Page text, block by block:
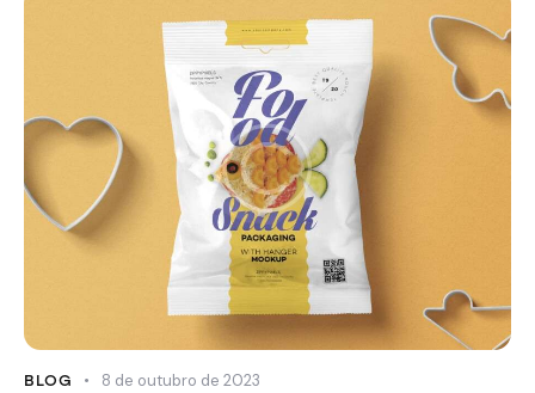
BLOG 8 de outubro de 2023